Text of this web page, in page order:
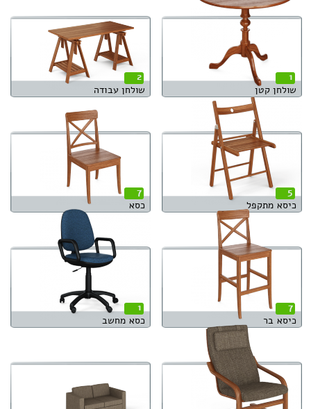
1
שולחן קטן
2
שולחן עבודה
5
כיסא מתקפל
7
כסא
7
כיסא בר
1
כסא מחשב